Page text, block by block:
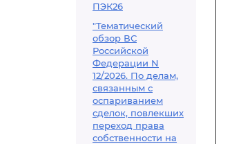
ПЭК26
"Тематический
обзор ВС
Российской
Федерации N
12/2026. По делам,
связанным с
оспариванием
сделок, повлекших
переход права
собственности на